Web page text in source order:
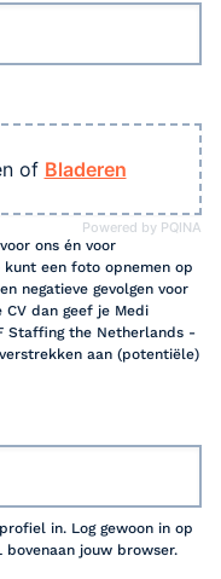
Powered by PQINA
of Bladeren
ons én voor
een foto opnemen op
negatieve gevolgen voor
dan geef je Medi
Staffing the Netherlands -
aan (potentiële)
in. Log gewoon in op
jouw browser.